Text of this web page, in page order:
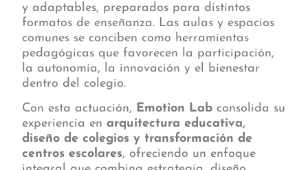
y adaptables, preparados para distintos
formatos de enseñanza. Las aulas y espacios
comunes se conciben como herramientas
pedagógicas que favorecen la participación,
la autonomía, la innovación y el bienestar
dentro del colegio.
Con esta actuación, Emotion Lab consolida su
experiencia enarquitectura educativa,
diseño de colegios y transformación de
centros escolares, ofreciendo un enfoque